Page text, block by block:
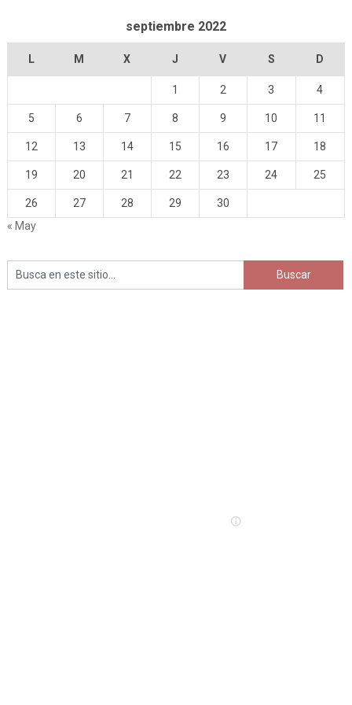
septiembre 2022
L M X J V S D
1 2 3 4
5 6 7 8 9 10 11
12 13 14 15 16 17 18
19 20 21 22 23 24 25
26 27 28 29
30
« May